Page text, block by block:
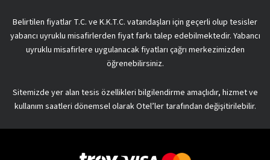
Belirtilen fiyatlar T.C. ve K.K.T.C. vatandaşları için geçerli olup tesisler
yabancı uyruklu misafirlerden fiyat farkı talep edebilmektedir. Yabancı
uyruklu misafirlere uygulanacak fiyatları çağrı merkezimizden
öğrenebilirsiniz.
Sitemizde yer alan tesis özellikleri bilgilendirme amaçlıdır, hizmet ve
kullanım saatleri dönemsel olarak Otel’ler tarafından değişitirilebilir.